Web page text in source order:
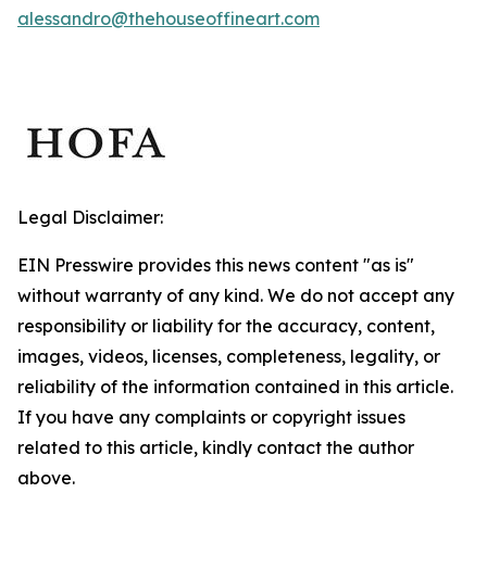
alessandro@thehouseoffineart.com
Legal Disclaimer:
EIN Presswire provides this news content "as is"
without warranty of any kind. We do not accept any
responsibility or liability for the accuracy, content,
images, videos, licenses, completeness, legality, or
reliability of the information contained in this article.
If you have any complaints or copyright issues
related to this article, kindly contact the author
above.